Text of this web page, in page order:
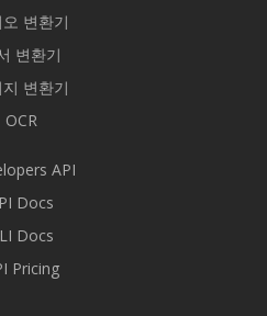
변환기
변환기
변환기
OCR
API
Docs
Docs
Pricing